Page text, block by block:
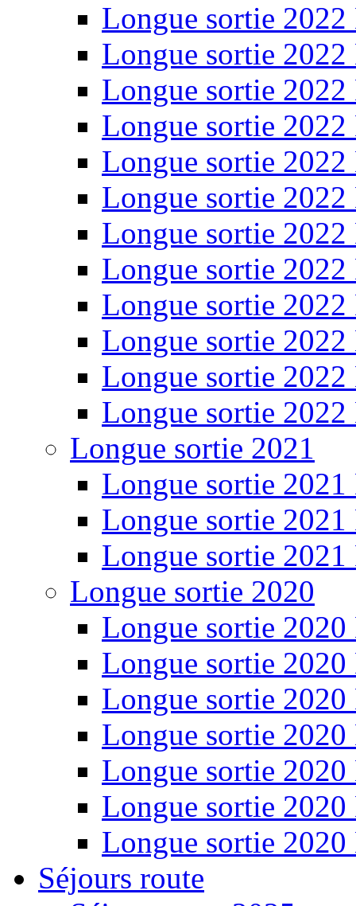
Longue sortie 2022
Longue sortie 2022
Longue sortie 2022
Longue sortie 2022
Longue sortie 2022
Longue sortie 2022
Longue sortie 2022
Longue sortie 2022
Longue sortie 2022
Longue sortie 2022
Longue sortie 2022
Longue sortie 2022
Longue sortie 2021
Longue sortie 2021
Longue sortie 2021
Longue sortie 2021
Longue sortie 2020
Longue sortie 2020
Longue sortie 2020
Longue sortie 2020
Longue sortie 2020
Longue sortie 2020
Longue sortie 2020
Longue sortie 2020
Séjours route